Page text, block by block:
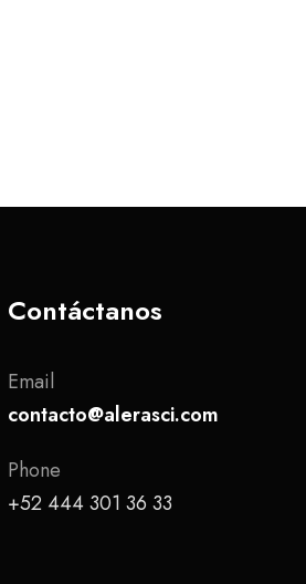
Contáctanos
Email
contacto@alerasci.com
Phone
+52 444 301 36 33